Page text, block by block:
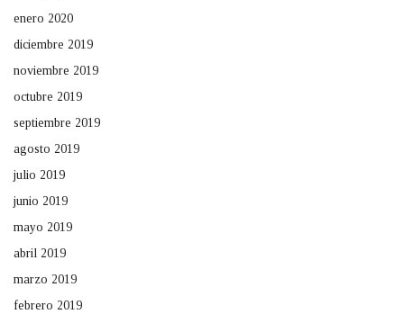
enero 2020
diciembre 2019
noviembre 2019
octubre 2019
septiembre 2019
agosto 2019
julio 2019
junio 2019
mayo 2019
abril 2019
marzo 2019
febrero 2019